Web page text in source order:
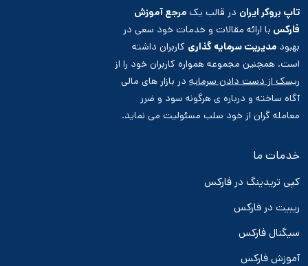
تاپ بروکر ایران در قالب یک مرجع آموزش
فارکس با ارائه مقالات و خدمات خود سعی در
بهبود مدیریت سرمایه گذاری کاربران داشته
است. همچنین مجموعه همواره کاربران خود را از
ریسک از دست دادن سرمایه در بازار های مالی
آگاه ساخته و درباره ی هرگونه سود و ضرر
معامله گران از خود سلب مسئولیت می نماید.
خدمات ما
کپی تریدینگ در فارکس
ریبیت در فارکس
سیگنال فارکس
آموزش فارکس